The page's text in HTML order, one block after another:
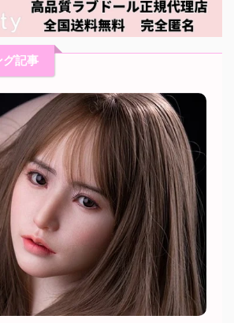
グ記事